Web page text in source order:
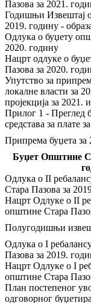
Пазова за 2021.
Годишњи Извештај
2019. годину -
Одлука о буџету
2020. годину
Нацрт одлуке о
Пазова за 2020.
Упутство за
локалне власти за
пројекција за 2021.
Прилог 1 - Преглед
средстава за плате
Припрема буџета за
Буџет Општине
Одлука о II
Стара Пазова за
Нацрт Одлуке о II
општине Стара
Полугодишњи
Одлука о I
Пазова за 2019.
Нацрт Одлуке о I
општине Стара
План постепеног
одговорног